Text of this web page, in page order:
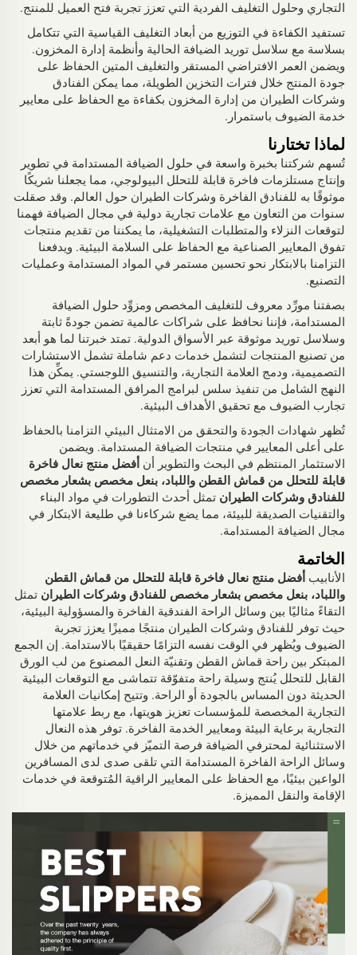
التجاري وحلول التغليف الفردية التي تعزز تجربة فتح العميل للمنتج.
تستفيد الكفاءة في التوزيع من أبعاد التغليف القياسية التي تتكامل
بسلاسة مع سلاسل توريد الضيافة الحالية وأنظمة إدارة المخزون.
ويضمن العمر الافتراضي المستقر والتغليف المتين الحفاظ على
جودة المنتج خلال فترات التخزين الطويلة، مما يمكن الفنادق
وشركات الطيران من إدارة المخزون بكفاءة مع الحفاظ على معايير
خدمة الضيوف باستمرار.
لماذا تختارنا
تُسهم شركتنا بخبرة واسعة في حلول الضيافة المستدامة في تطوير
وإنتاج مستلزمات فاخرة قابلة للتحلل البيولوجي، مما يجعلنا شريكًا
موثوقًا به للفنادق الفاخرة وشركات الطيران حول العالم. وقد صقلت
سنوات من التعاون مع علامات تجارية دولية في مجال الضيافة فهمنا
لتوقعات النزلاء والمتطلبات التشغيلية، ما يمكننا من تقديم منتجات
تفوق المعايير الصناعية مع الحفاظ على السلامة البيئية. ويدفعنا
التزامنا بالابتكار نحو تحسين مستمر في المواد المستدامة وعمليات
التصنيع.
بصفتنا مورِّد معروف للتغليف المخصص ومزوِّد حلول الضيافة
المستدامة، فإننا نحافظ على شراكات عالمية تضمن جودةً ثابتة
وسلاسل توريد موثوقة عبر الأسواق الدولية. تمتد خبرتنا لما هو أبعد
من تصنيع المنتجات لتشمل خدمات دعم شاملة تشمل الاستشارات
التصميمية، ودمج العلامة التجارية، والتنسيق اللوجستي. يمكِّن هذا
النهج الشامل من تنفيذ سلس لبرامج المرافق المستدامة التي تعزز
تجارب الضيوف مع تحقيق الأهداف البيئية.
تُظهر شهادات الجودة والتحقق من الامتثال البيئي التزامنا بالحفاظ
على أعلى المعايير في منتجات الضيافة المستدامة. ويضمن
الاستثمار المنتظم في البحث والتطوير أن أفضل منتج نعال فاخرة
قابلة للتحلل من قماش القطن واللباد، بنعل مخصص بشعار مخصص
للفنادق وشركات الطيران تمثل أحدث التطورات في مواد البناء
والتقنيات الصديقة للبيئة، مما يضع شركاءنا في طليعة الابتكار في
مجال الضيافة المستدامة.
الخاتمة
الأنابيب أفضل منتج نعال فاخرة قابلة للتحلل من قماش القطن
واللباد، بنعل مخصص بشعار مخصص للفنادق وشركات الطيران تمثل
التقاءً مثاليًا بين وسائل الراحة الفندقية الفاخرة والمسؤولية البيئية،
حيث توفر للفنادق وشركات الطيران منتجًا مميزًا يعزز تجربة
الضيوف ويُظهر في الوقت نفسه التزامًا حقيقيًا بالاستدامة. إن الجمع
المبتكر بين راحة قماش القطن وتقنيّة النعل المصنوع من لب الورق
القابل للتحلل يُنتج وسيلة راحة متفوّقة تتماشى مع التوقعات البيئية
الحديثة دون المساس بالجودة أو الراحة. وتتيح إمكانيات العلامة
التجارية المخصصة للمؤسسات تعزيز هويتها، مع ربط علامتها
التجارية برعاية البيئة ومعايير الخدمة الفاخرة. توفر هذه النعال
الاستثنائية لمحترفي الضيافة فرصة التميّز في خدماتهم من خلال
وسائل الراحة الفاخرة المستدامة التي تلقى صدى لدى المسافرين
الواعين بيئيًا، مع الحفاظ على المعايير الراقية المُتوقعة في خدمات
الإقامة والنقل المميزة.